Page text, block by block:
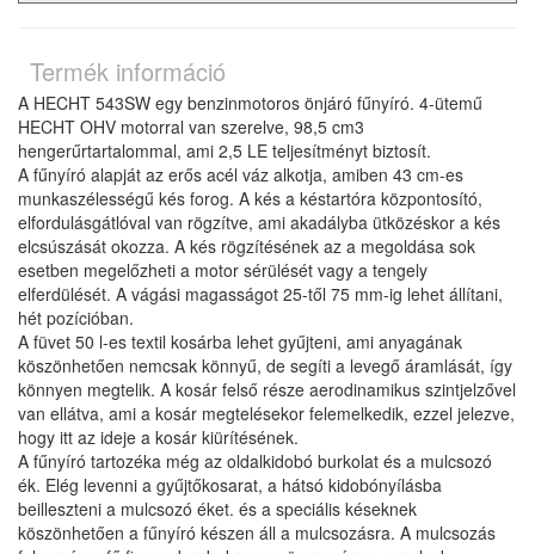
Termék információ
A HECHT 543SW egy benzinmotoros önjáró fűnyíró. 4-ütemű
HECHT OHV motorral van szerelve, 98,5 cm3
hengerűrtartalommal, ami 2,5 LE teljesítményt biztosít.
A fűnyíró alapját az erős acél váz alkotja, amiben 43 cm-es
munkaszélességű kés forog. A kés a késtartóra központosító,
elfordulásgátlóval van rögzítve, ami akadályba ütközéskor a kés
elcsúszását okozza. A kés rögzítésének az a megoldása sok
esetben megelőzheti a motor sérülését vagy a tengely
elferdülését. A vágási magasságot 25-től 75 mm-ig lehet állítani,
hét pozícióban.
A füvet 50 l-es textil kosárba lehet gyűjteni, ami anyagának
köszönhetően nemcsak könnyű, de segíti a levegő áramlását, így
könnyen megtelik. A kosár felső része aerodinamikus szintjelzővel
van ellátva, ami a kosár megtelésekor felemelkedik, ezzel jelezve,
hogy itt az ideje a kosár kiürítésének.
A fűnyíró tartozéka még az oldalkidobó burkolat és a mulcsozó
ék. Elég levenni a gyűjtőkosarat, a hátsó kidobónyílásba
beilleszteni a mulcsozó éket. és a speciális késeknek
köszönhetően a fűnyíró készen áll a mulcsozásra. A mulcsozás